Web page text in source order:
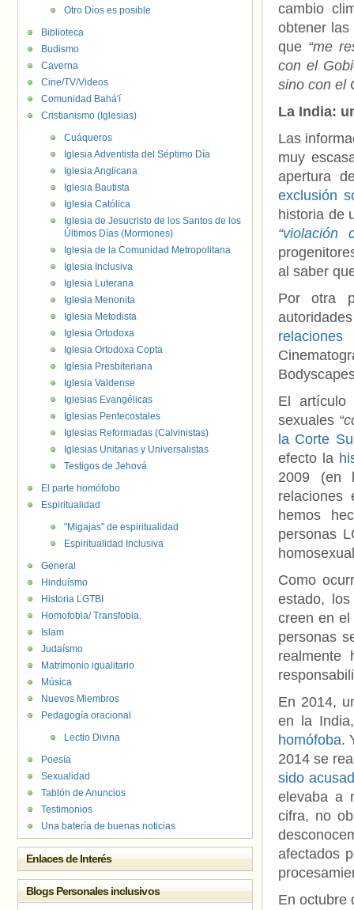
cambio
obtener las
que “me
con el
sino con el
La India:
Las
muy
apertura
exclusión
historia de
“violación
al saber
Por otra
relaciones
El artículo
sexuales
la Corte
efecto la
2009 (en
relaciones
hemos
personas
Como
estado,
creen en el
personas
realmente
En 2014,
en la
homófoba.
2014 se
sido
elevaba a
cifra, no
afectados
En octubre
Otro Dios es posible
Biblioteca
Budismo
Caverna
Cine/TV/Videos
Comunidad Bahá'í
Cristianismo (Iglesias)
Cuáqueros
Iglesia Adventista del Séptimo Día
Iglesia Anglicana
Iglesia Bautista
Iglesia Católica
Iglesia de Jesucristo de los Santos de los
Últimos Días (Mormones)
Iglesia de la Comunidad Metropolitana
Iglesia Inclusiva
Iglesia Luterana
Iglesia Menonita
Iglesia Metodista
Iglesia Ortodoxa
Iglesia Ortodoxa Copta
Iglesia Presbiteriana
Iglesia Valdense
Iglesias Evangélicas
Iglesias Pentecostales
Iglesias Reformadas (Calvinistas)
Iglesias Unitarias y Universalistas
Testigos de Jehová
El parte homófobo
Espiritualidad
"Migajas" de espiritualidad
Espiritualidad Inclusiva
General
Hinduísmo
Historia LGTBI
Homofobia/ Transfobia.
Islam
Judaísmo
Matrimonio igualitario
Música
Nuevos Miembros
Pedagogía oracional
Lectio Divina
Poesía
Sexualidad
Tablón de Anuncios
Testimonios
Una batería de buenas noticias
Enlaces de Interés
Blogs Personales inclusivos